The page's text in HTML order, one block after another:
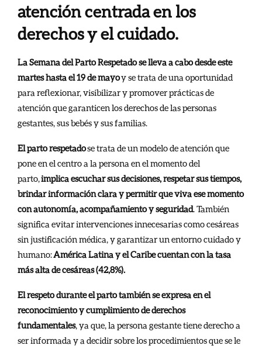
atención centrada en los
derechos y el cuidado.
La Semana del Parto Respetado se lleva a cabo desde este
martes hasta el 19 de mayoy se trata de una oportunidad
para reflexionar, visibilizar y promover prácticas de
atención que garanticen los derechos de las personas
gestantes, sus bebés y sus familias.
El parto respetadose trata de un modelo de atención que
pone en el centro a la persona en el momento del
parto,implica escuchar sus decisiones, respetar sus tiempos,
brindar información clara y permitir que viva ese momento
con autonomía, acompañamiento y seguridad. También
significa evitar intervenciones innecesarias como cesáreas
sin justificación médica, y garantizar un entorno cuidado y
humano:América Latina y el Caribe cuentan con la tasa
más alta de cesáreas (42,8%).
El respeto durante el parto también se expresa en el
reconocimiento y cumplimiento de derechos
fundamentales, ya que, la persona gestante tiene derecho a
ser informada y a decidir sobre los procedimientos que se le